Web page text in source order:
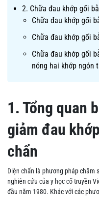
2. Chữa đau khớp gối
Chữa đau khớp gối
Chữa đau khớp gối
Chữa đau khớp gối
nóng hai khớp ngón
1. Tổng quan
giảm đau
chẩn
Diện chẩn là phương pháp chăm
nghiên cứu của y học cổ truyền
đầu năm 1980. Khác với các